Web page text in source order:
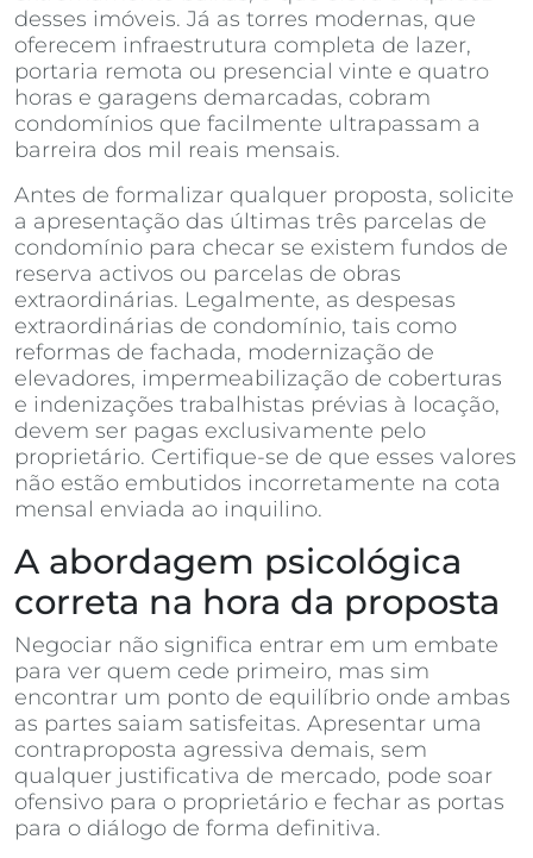
desses imóveis. Já as torres modernas, que
oferecem infraestrutura completa de lazer,
portaria remota ou presencial vinte e quatro
horas e garagens demarcadas, cobram
condomínios que facilmente ultrapassam a
barreira dos mil reais mensais.
Antes de formalizar qualquer proposta, solicite
a apresentação das últimas três parcelas de
condomínio para checar se existem fundos de
reserva activos ou parcelas de obras
extraordinárias. Legalmente, as despesas
extraordinárias de condomínio, tais como
reformas de fachada, modernização de
elevadores, impermeabilização de coberturas
e indenizações trabalhistas prévias à locação,
devem ser pagas exclusivamente pelo
proprietário. Certifique-se de que esses valores
não estão embutidos incorretamente na cota
mensal enviada ao inquilino.
A abordagem psicológica
correta na hora da proposta
Negociar não significa entrar em um embate
para ver quem cede primeiro, mas sim
encontrar um ponto de equilíbrio onde ambas
as partes saiam satisfeitas. Apresentar uma
contraproposta agressiva demais, sem
qualquer justificativa de mercado, pode soar
ofensivo para o proprietário e fechar as portas
para o diálogo de forma definitiva.